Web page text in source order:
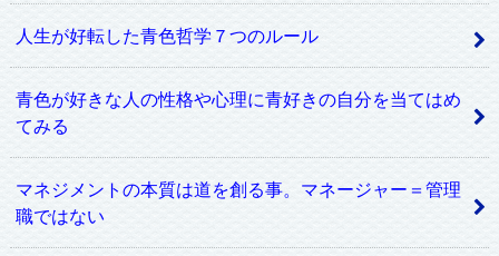
人生が好転した青色哲学７つのルール
青色が好きな人の性格や心理に青好きの自分を当てはめ
てみる
マネジメントの本質は道を創る事。マネージャー＝管理
職ではない